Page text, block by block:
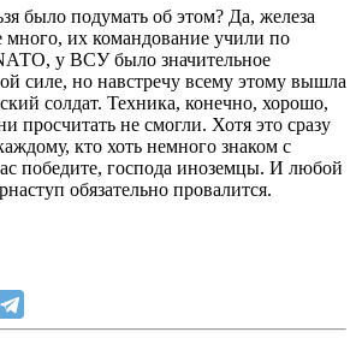
было подумать об этом? Да, железа
много, их командование учили по
у ВСУ было значительное
силе, но навстречу всему этому вышла
солдат. Техника, конечно, хорошо,
просчитать не смогли. Хотя это сразу
кто хоть немного знаком с
победите, господа иноземцы. И любой
обязательно провалится.